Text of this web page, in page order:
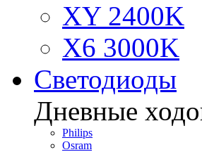
XY 2400K
X6 3000K
Светодиоды
Дневные
Philips
Osram